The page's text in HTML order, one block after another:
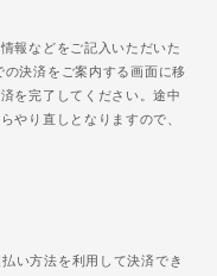
報などをご記入いただいた
決済をご案内する画面に移
を完了してください。途中
やり直しとなりますので、
い方法を利用して決済でき